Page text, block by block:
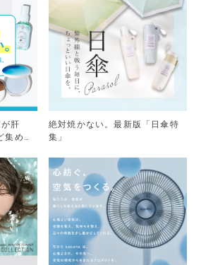
肝
めま
絶対焼かない。最新版「日傘特
集」